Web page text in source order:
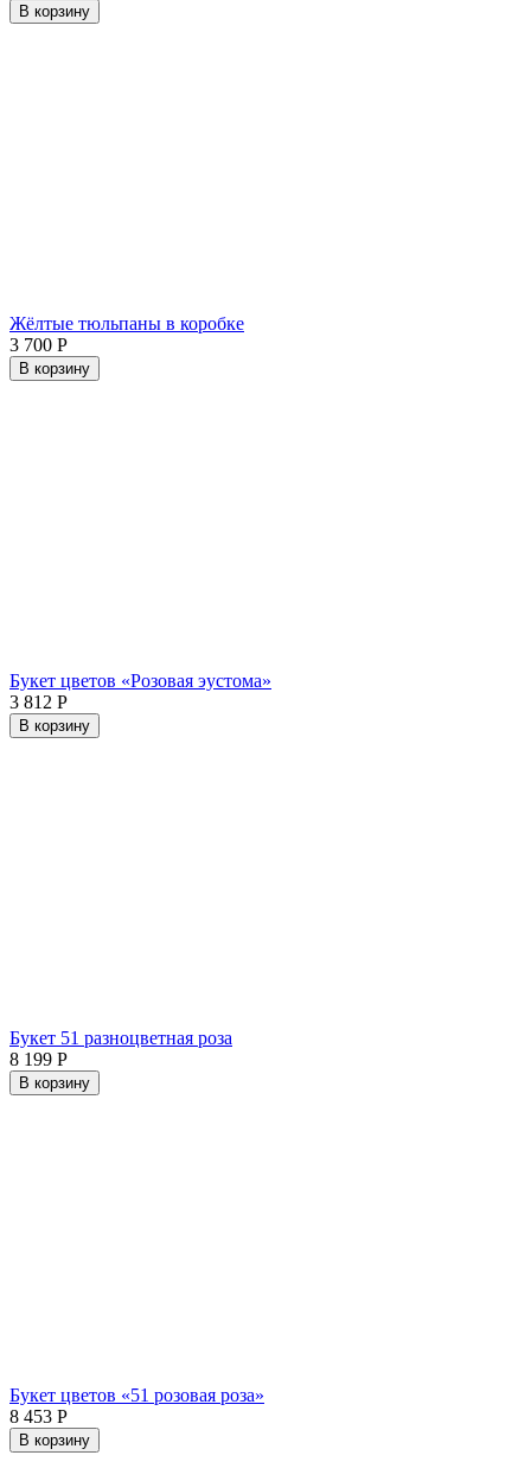
В корзину
Жёлтые тюльпаны в коробке
3 700 Р
В корзину
Букет цветов «Розовая эустома»
3 812 Р
В корзину
Букет 51 разноцветная роза
8 199 Р
В корзину
Букет цветов «51 розовая роза»
8 453 Р
В корзину